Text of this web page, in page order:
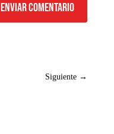
Enviar comentario
Siguiente →